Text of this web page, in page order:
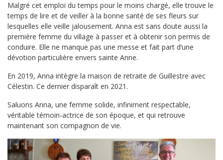
Malgré cet emploi du temps pour le moins chargé, elle trouve le
temps de lire et de veiller à la bonne santé de ses fleurs sur
lesquelles elle veille jalousement. Anna est sans doute aussi la
première femme du village à passer et à obtenir son permis de
conduire. Elle ne manque pas une messe et fait part d’une
dévotion particulière envers sainte Anne.
En 2019, Anna intègre la maison de retraite de Guillestre avec
Célestin. Ce dernier disparaît en 2021.
Saluons Anna, une femme solide, infiniment respectable,
véritable témoin-actrice de son époque, et qui retrouve
maintenant son compagnon de vie.